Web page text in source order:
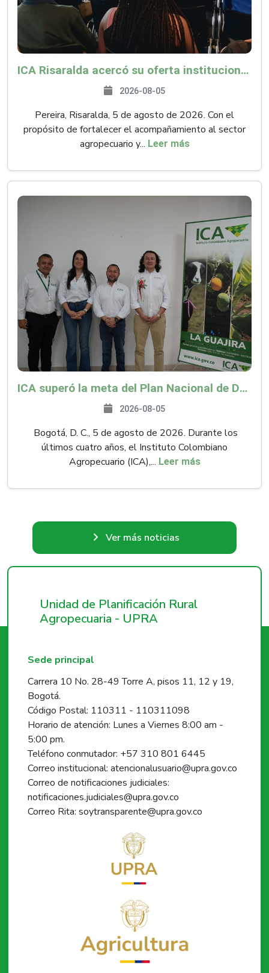
ICA Risaralda acercó su oferta institucional a productores y emprendedores en Expocamello
2026-08-05
Pereira, Risaralda, 5 de agosto de 2026. Con el
propósito de fortalecer el acompañamiento al sector
agropecuario y... Leer más
ICA superó la meta del Plan Nacional de Desarrollo y abrió 61 mercados internacionales
2026-08-05
Bogotá, D. C., 5 de agosto de 2026. Durante los
últimos cuatro años, el Instituto Colombiano
Agropecuario (ICA),... Leer más
Ver más noticias
Unidad de Planificación Rural
Agropecuaria - UPRA
Sede principal
Carrera 10 No. 28-49 Torre A, pisos 11, 12 y 19,
Bogotá.
Código Postal: 110311 - 110311098
Horario de atención: Lunes a Viernes 8:00 am -
5:00 pm.
Teléfono conmutador: +57 310 801 6445
Correo institucional: atencionalusuario@upra.gov.co
Correo de notificaciones judiciales:
notificaciones.judiciales@upra.gov.co
Correo Rita: soytransparente@upra.gov.co